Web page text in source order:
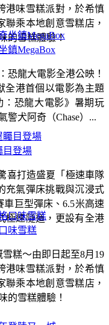
港味雪糕派對，於希慎
聯乘本地創意雪糕店，
的雪糕體驗！
目登場
喜打造盛夏「極速車隊
充氣彈床挑戰與沉浸式
巨型彈床、6.5米高速
極速隧道，更設有全港
鎮MegaBox
恐龍大電影全港公映！
全港首個以電影為主題
：恐龍大電影》暑期玩
警犬阿奇（Chase）...
味雪糕
糕～由即日起至8月19
港味雪糕派對，於希慎
聯乘本地創意雪糕店，
的雪糕體驗！